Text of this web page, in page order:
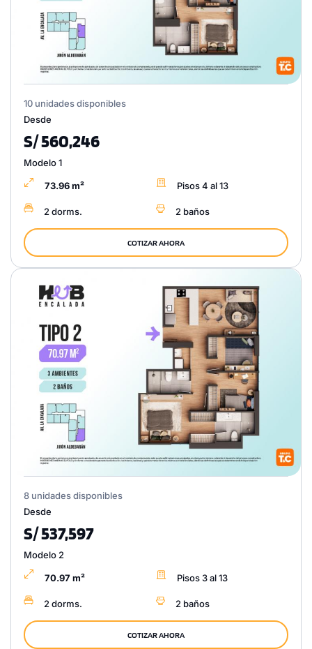
10 unidades disponibles
Desde
S/ 560,246
Modelo 1
73.96 m² Pisos 4 al 13
2 dorms. 2 baños
COTIZAR AHORA
8 unidades disponibles
Desde
S/ 537,597
Modelo 2
70.97 m² Pisos 3 al 13
2 dorms. 2 baños
COTIZAR AHORA